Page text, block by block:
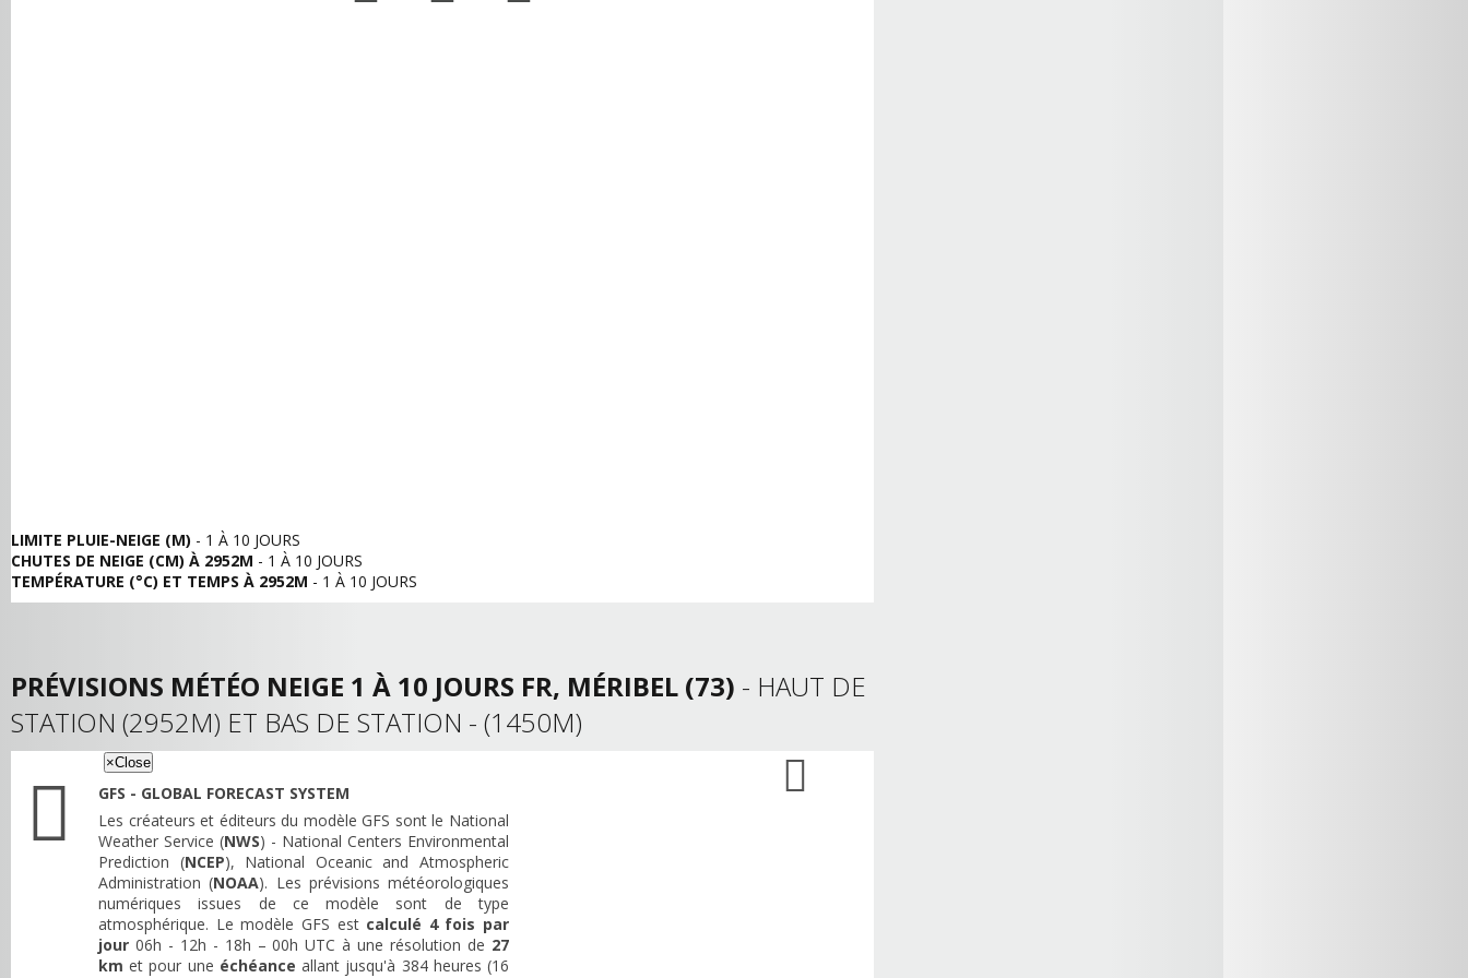
LIMITE PLUIE-NEIGE (M) - 1 À 10 JOURS
CHUTES DE NEIGE (CM) À 2952M - 1 À 10 JOURS
TEMPÉRATURE (°C) ET TEMPS À 2952M - 1 À 10 JOURS
PRÉVISIONS MÉTÉO NEIGE 1 À 10 JOURS FR, MÉRIBEL (73) - HAUT DE
STATION (2952M) ET BAS DE STATION - (1450M)
×Close
GFS - GLOBAL FORECAST SYSTEM
Les créateurs et éditeurs du modèle GFS sont le National
Weather Service (NWS) - National Centers Environmental
Prediction (NCEP), National Oceanic and Atmospheric
Administration (NOAA). Les prévisions météorologiques
numériques issues de ce modèle sont de type
atmosphérique. Le modèle GFS est calculé 4 fois par
jour 06h - 12h - 18h – 00h UTC à une résolution de 27
km et pour une échéance allant jusqu'à 384 heures (16